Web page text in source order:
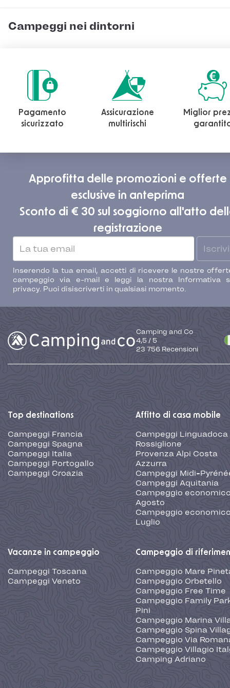
Campeggi nei dintorni
Pagamento
sicurizzato
Assicurazione
multirischi
Miglior
Approfitta delle promozioni e offerte
esclusive in anteprima
Sconto di € 30 sul soggiorno all'atto
registrazione
Inserendo la tua email, accetti di ricevere le nostre
campeggio via e-mail e leggi la nostra Informativa
privacy. Puoi disiscriverti in qualsiasi momento.
Camping and Co
4,5 / 5
23 756 Recensioni
Top destinations
Campeggi Francia
Campeggi Spagna
Campeggi Italia
Campeggi Portogallo
Campeggi Croazia
Affitto di casa mobile
Campeggi Linguadoca
Rossiglione
Provenza Alpi Costa
Azzurra
Campeggi Midi-
Campeggi Aquitania
Campeggio
Agosto
Campeggio
Luglio
Vacanze in campeggio
Campeggi Toscana
Campeggi Veneto
Campeggio di
Campeggio Mare
Campeggio Orbetello
Campeggio Free Time
Campeggio Family
Pini
Campeggio Marina
Campeggio Spina
Campeggio Via
Campeggio Villagio
Camping Adriano